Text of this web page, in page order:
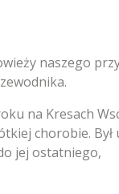
naszego
na Kresach
chorobie. Był
jej ostatniego,